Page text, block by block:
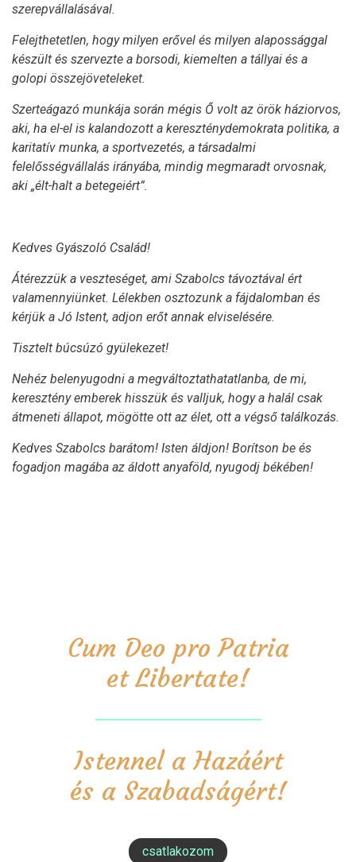
szerepvállalásával.
Felejthetetlen, hogy milyen erővel és milyen alapossággal
készült és szervezte a borsodi, kiemelten a tállyai és a
golopi összejöveteleket.
Szerteágazó munkája során mégis Ő volt az örök háziorvos,
aki, ha el-el is kalandozott a kereszténydemokrata politika, a
karitatív munka, a sportvezetés, a társadalmi
felelősségvállalás irányába, mindig megmaradt orvosnak,
aki „élt-halt a betegeiért”.
Kedves Gyászoló Család!
Átérezzük a veszteséget, ami Szabolcs távoztával ért
valamennyiünket. Lélekben osztozunk a fájdalomban és
kérjük a Jó Istent, adjon erőt annak elviselésére.
Tisztelt búcsúzó gyülekezet!
Nehéz belenyugodni a megváltoztathatatlanba, de mi,
keresztény emberek hisszük és valljuk, hogy a halál csak
átmeneti állapot, mögötte ott az élet, ott a végső találkozás.
Kedves Szabolcs barátom! Isten áldjon! Borítson be és
fogadjon magába az áldott anyaföld, nyugodj békében!
Cum Deo pro Patria
et Libertate!
Istennel a Hazáért
és a Szabadságért!
csatlakozom